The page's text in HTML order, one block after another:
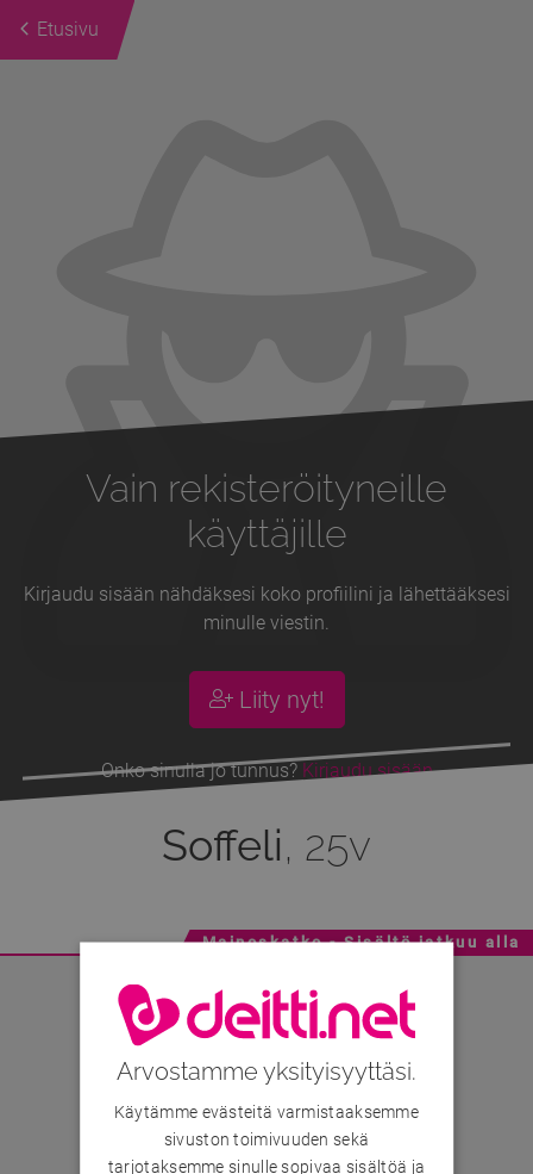
Etusivu
Vain rekisteröityneille
käyttäjille
Kirjaudu sisään nähdäksesi koko profiilini ja lähettääksesi
minulle viestin.
Liity nyt!
Onko sinulla jo tunnus? Kirjaudu sisään
Soffeli, 25v
Mainoskatko - Sisältö jatkuu alla
Arvostamme yksityisyyttäsi.
Käytämme evästeitä varmistaaksemme
sivuston toimivuuden sekä
tarjotaksemme sinulle sopivaa sisältöä ja